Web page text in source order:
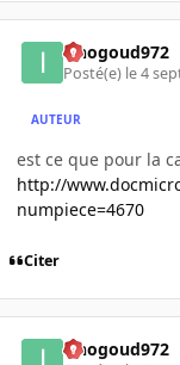
iznogoud972
Posté(e) le 4
AUTEUR
est ce que pour la
http://
numpiece=4670
Citer
iznogoud972